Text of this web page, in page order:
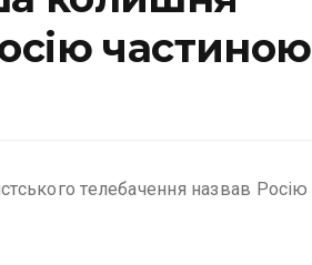
частиною
телебачення назвав Росію